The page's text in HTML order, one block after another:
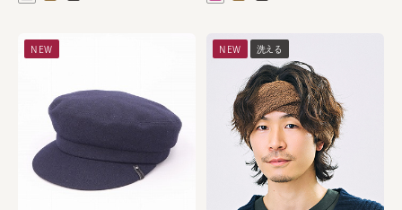
NEW NEW 洗える